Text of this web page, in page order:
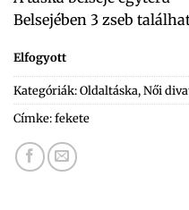
Belsejében 3 zseb
Elfogyott
Kategóriák:Oldaltáska,Női
Címke:fekete